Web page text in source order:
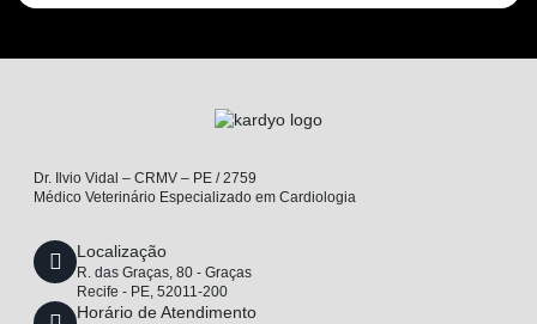
Dr. Ilvio Vidal – CRMV – PE / 2759
Médico Veterinário Especializado em Cardiologia
Localização
R. das Graças, 80 - Graças
Recife - PE, 52011-200
Horário de Atendimento